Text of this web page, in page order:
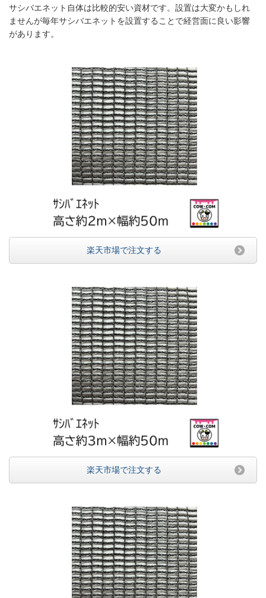
サシバエネット自体は比較的安い資材です。設置は大変かもしれ
ませんが毎年サシバエネットを設置することで経営面に良い影響
があります。
楽天市場で注文する
楽天市場で注文する